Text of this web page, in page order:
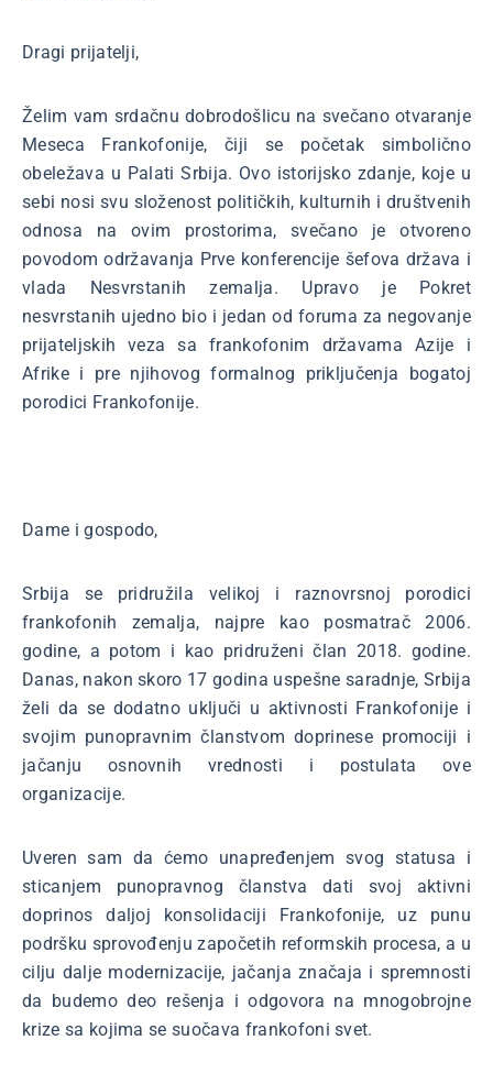
Dragi prijatelji,
Želim vam srdačnu dobrodošlicu na svečano otvaranje
Meseca Frankofonije, čiji se početak simbolično
obeležava u Palati Srbija. Ovo istorijsko zdanje, koje u
sebi nosi svu složenost političkih, kulturnih i društvenih
odnosa na ovim prostorima, svečano je otvoreno
povodom održavanja Prve konferencije šefova država i
vlada Nesvrstanih zemalja. Upravo je Pokret
nesvrstanih ujedno bio i jedan od foruma za negovanje
prijateljskih veza sa frankofonim državama Azije i
Afrike i pre njihovog formalnog priključenja bogatoj
porodici Frankofonije.
Dame i gospodo,
Srbija se pridružila velikoj i raznovrsnoj porodici
frankofonih zemalja, najpre kao posmatrač 2006.
godine, a potom i kao pridruženi član 2018. godine.
Danas, nakon skoro 17 godina uspešne saradnje, Srbija
želi da se dodatno uključi u aktivnosti Frankofonije i
svojim punopravnim članstvom doprinese promociji i
jačanju osnovnih vrednosti i postulata ove
organizacije.
Uveren sam da ćemo unapređenjem svog statusa i
sticanjem punopravnog članstva dati svoj aktivni
doprinos daljoj konsolidaciji Frankofonije, uz punu
podršku sprovođenju započetih reformskih procesa, a u
cilju dalje modernizacije, jačanja značaja i spremnosti
da budemo deo rešenja i odgovora na mnogobrojne
krize sa kojima se suočava frankofoni svet.